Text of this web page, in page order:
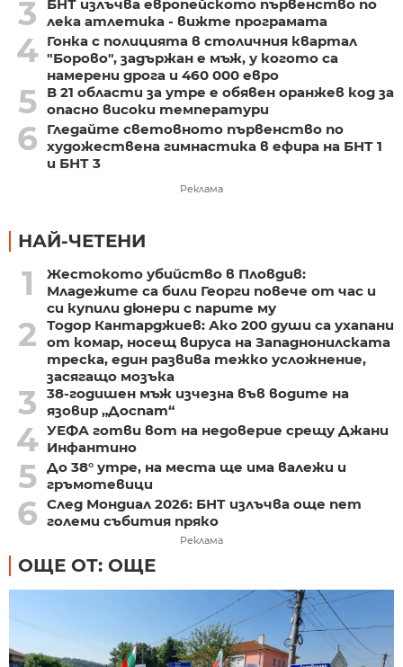
3
БНТ излъчва европейското първенство по
лека атлетика - вижте програмата
4 Гонка с полицията в столичния квартал
"Борово", задържан е мъж, у когото са
намерени дрога и 460 000 евро
5
В 21 области за утре е обявен оранжев код за
опасно високи температури
6
Гледайте световното първенство по
художествена гимнастика в ефира на БНТ 1
и БНТ 3
Реклама
НАЙ-ЧЕТЕНИ
1
Жестокото убийство в Пловдив:
Младежите са били Георги повече от час и
си купили дюнери с парите му
2
Тодор Кантарджиев: Ако 200 души са ухапани
от комар, носещ вируса на Западнонилската
треска, един развива тежко усложнение,
засягащо мозъка
3
38-годишен мъж изчезна във водите на
язовир „Доспат“
4 УЕФА готви вот на недоверие срещу Джани
Инфантино
5 До 38° утре, на места ще има валежи и
гръмотевици
6 След Мондиал 2026: БНТ излъчва още пет
големи събития пряко
Реклама
ОЩЕ ОТ: ОЩЕ